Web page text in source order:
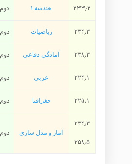
۲۳۳٫۲ هندسه ۱ دوم
۲۳۴٫۳ ریاضیات دوم
۲۳۸٫۳ آمادگی دفاعی دوم
۲۲۴٫۱ عربی دوم
۲۲۵٫۱ جغرافیا دوم
۲۳۴٫۳
۲۵۸٫۵
آمار و مدل سازی دوم